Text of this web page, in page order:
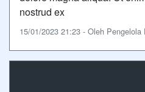
nostrud ex
15/01/2023 21:23 - Oleh